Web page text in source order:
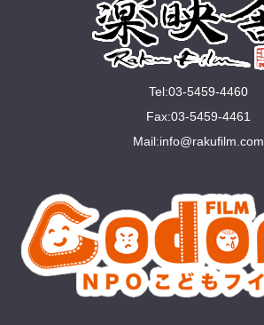
Tel:03-5459-4460
Fax:03-5459-4461
Mail:info@rakuﬁlm.com